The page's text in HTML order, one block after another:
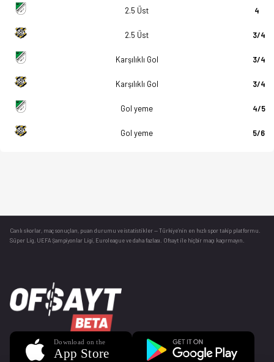
2.5 Üst 4
2.5 Üst 3/4
Karşılıklı Gol 3/4
Karşılıklı Gol 3/4
Gol yeme 4/5
Gol yeme 5/6
Canlı skorlar , maç sonuçları, puan durumu ve istatistikler — Türkiye’nin en hızlı spor takip platformu.
Süper Lig, UEFA Şampiyonlar Ligi, Euroleague ve daha fazlası. Ofsayt ile hiçbir maçı kaçırmayın.